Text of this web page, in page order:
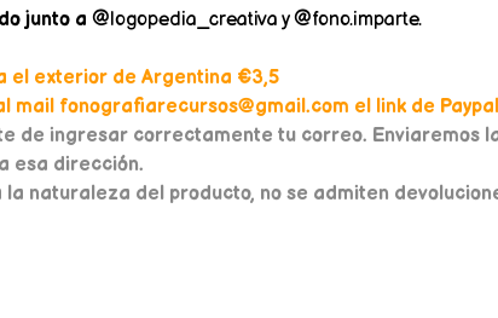
junto a @logopedia_creativa y @fono.imparte.
el exterior de Argentina €3,5
mail fonografiarecursos@gmail.com el link de
de ingresar correctamente tu correo. Enviaremos
esa dirección.
la naturaleza del producto, no se admiten